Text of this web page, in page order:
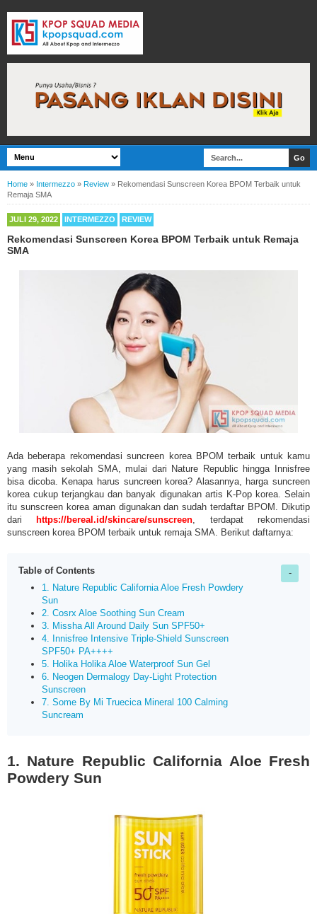
Home » Intermezzo » Review » Rekomendasi Sunscreen Korea BPOM Terbaik untuk
Remaja SMA
JULI 29, 2022 INTERMEZZO REVIEW
Rekomendasi Sunscreen Korea BPOM Terbaik untuk Remaja
SMA
Ada beberapa rekomendasi suncreen korea BPOM terbaik untuk kamu
yang masih sekolah SMA, mulai dari Nature Republic hingga Innisfree
bisa dicoba. Kenapa harus suncreen korea? Alasannya, harga suncreen
korea cukup terjangkau dan banyak digunakan artis K-Pop korea. Selain
itu sunscreen korea aman digunakan dan sudah terdaftar BPOM. Dikutip
dari
https://bereal.id/skincare/sunscreen, terdapat rekomendasi
sunscreen korea BPOM terbaik untuk remaja SMA. Berikut daftarnya:
Table of Contents
1. Nature Republic California Aloe Fresh Powdery
Sun
2. Cosrx Aloe Soothing Sun Cream
3. Missha All Around Daily Sun SPF50+
4. Innisfree Intensive Triple-Shield Sunscreen
SPF50+ PA++++
5. Holika Holika Aloe Waterproof Sun Gel
6. Neogen Dermalogy Day-Light Protection
Sunscreen
7. Some By Mi Truecica Mineral 100 Calming
Suncream
1. Nature Republic California Aloe Fresh
Powdery Sun